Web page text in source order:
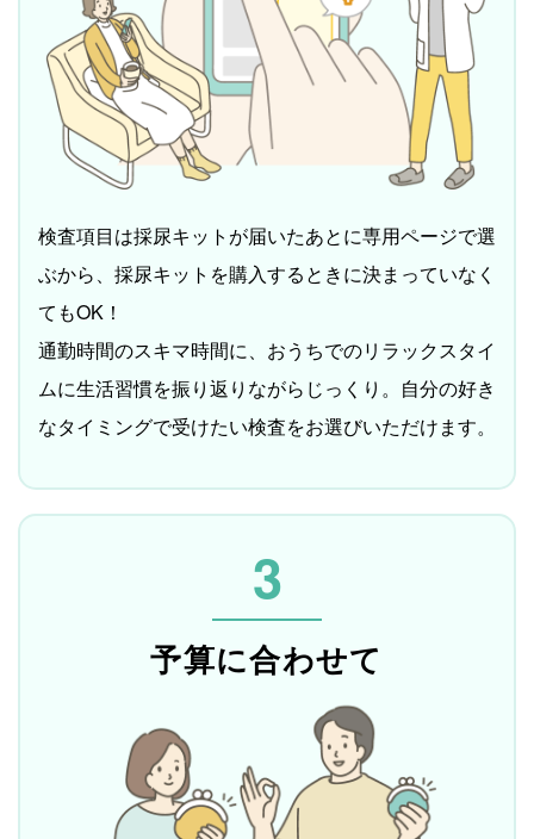
検査項目は採尿キットが届いたあとに専用ページで選
ぶから、採尿キットを購入するときに決まっていなく
てもOK！
通勤時間のスキマ時間に、おうちでのリラックスタイ
ムに生活習慣を振り返りながらじっくり。自分の好き
なタイミングで受けたい検査をお選びいただけます。
3
予算に合わせて